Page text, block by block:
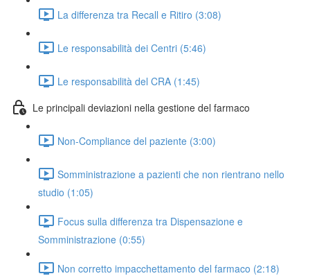
La differenza tra Recall e Ritiro (3:08)
Le responsabilità dei Centri (5:46)
Le responsabilità del CRA (1:45)
Le principali deviazioni nella gestione del farmaco
Non-Compliance del paziente (3:00)
Somministrazione a pazienti che non rientrano nello
studio (1:05)
Focus sulla differenza tra Dispensazione e
Somministrazione (0:55)
Non corretto impacchettamento del farmaco (2:18)